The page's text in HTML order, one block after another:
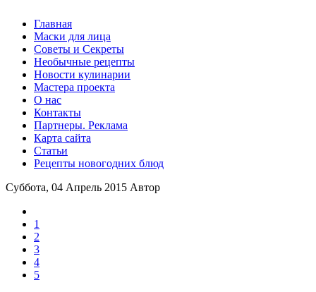
Главная
Маски для лица
Советы и Секреты
Необычные рецепты
Новости кулинарии
Мастера проекта
О нас
Контакты
Партнеры. Реклама
Карта сайта
Статьи
Рецепты новогодних блюд
Суббота, 04 Апрель 2015 Автор
1
2
3
4
5